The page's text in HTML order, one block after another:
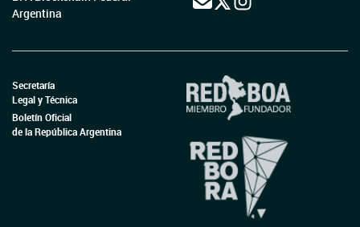
Argentina
Secretaría
Legal y Técnica
Boletín Oficial
de la República Argentina